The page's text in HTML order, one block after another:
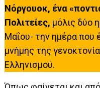
Νόργουοκ, ένα
Πολιτείες, μόλις δύο
Μαΐου- την ημέρα που
μνήμης της
Ελληνισμού.